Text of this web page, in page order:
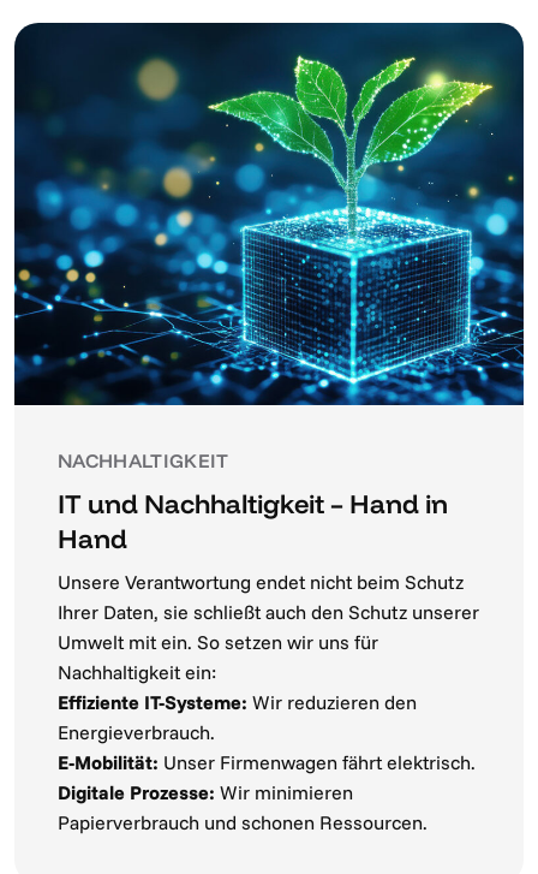
NACHHALTIGKEIT
IT und Nachhaltigkeit – Hand in
Hand
Unsere Verantwortung endet nicht beim Schutz
Ihrer Daten, sie schließt auch den Schutz unserer
Umwelt mit ein. So setzen wir uns für
Nachhaltigkeit ein:
Effiziente IT-Systeme: Wir reduzieren den
Energieverbrauch.
E-Mobilität: Unser Firmenwagen fährt elektrisch.
Digitale Prozesse: Wir minimieren
Papierverbrauch und schonen Ressourcen.